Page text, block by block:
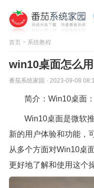
首页> 系统教程
win10桌面怎么用
番茄系统家园 · 2023-09-08
简介：Win10桌面
Win10桌面是微软
新的用户体验和功能，
从多个方面对Win10桌
更好地了解和使用这个